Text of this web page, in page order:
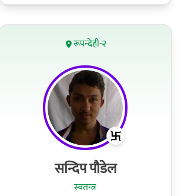
रूपन्देही-२
सन्दिप पौडेल
स्वतन्त्र